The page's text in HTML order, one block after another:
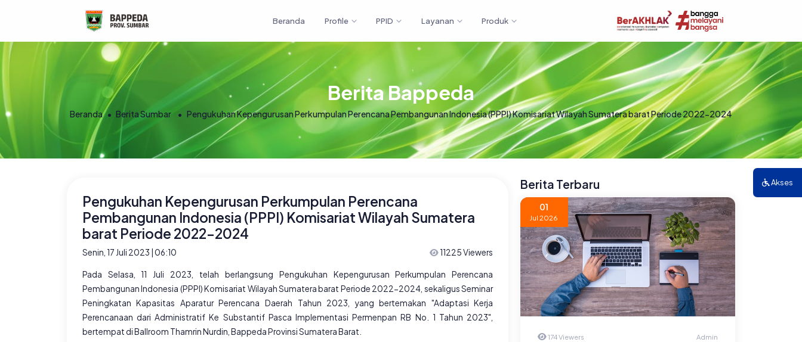
Beranda Profile PPID Layanan Produk
Berita Bappeda
Beranda Berita Sumbar Pengukuhan Kepengurusan Perkumpulan Perencana Pembangunan Indonesia (PPPI) Komisariat Wilayah Sumatera barat Periode 2022-2024
Pengukuhan Kepengurusan Perkumpulan Perencana
Pembangunan Indonesia (PPPI) Komisariat Wilayah Sumatera
barat Periode 2022-2024
Senin, 17 Juli 2023 | 06:10 11225 Viewers
Pada Selasa, 11 Juli 2023, telah berlangsung Pengukuhan Kepengurusan Perkumpulan Perencana
Pembangunan Indonesia (PPPI) Komisariat Wilayah Sumatera barat Periode 2022-2024, sekaligus Seminar
Peningkatan Kapasitas Aparatur Perencana Daerah Tahun 2023, yang bertemakan "Adaptasi Kerja
Perencanaan dari Administratif Ke Substantif Pasca Implementasi Permenpan RB No. 1 Tahun 2023",
bertempat di Ballroom Thamrin Nurdin, Bappeda Provinsi Sumatera Barat.
Berita Terbaru
01
Jul 2026
174 Viewers Admin
Akses